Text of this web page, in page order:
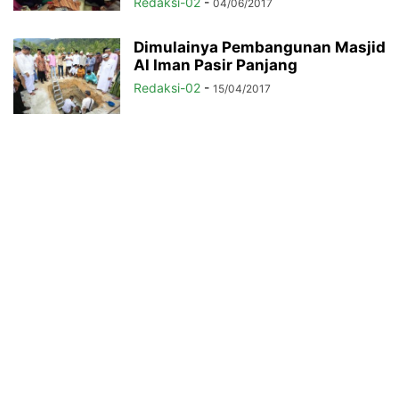
04/06/2017
Dimulainya Pembangunan Masjid
Al Iman Pasir Panjang
Redaksi-02 - 15/04/2017